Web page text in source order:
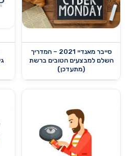
סייבר מאנדיי 2021 – המדריך
השלם למבצעים הטובים ברשת
(מתעדכן)